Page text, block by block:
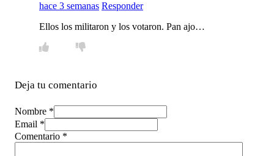
hace 3 semanas Responder
Ellos los militaron y los votaron. Pan ajo…
Deja tu comentario
Nombre *
Email *
Comentario *